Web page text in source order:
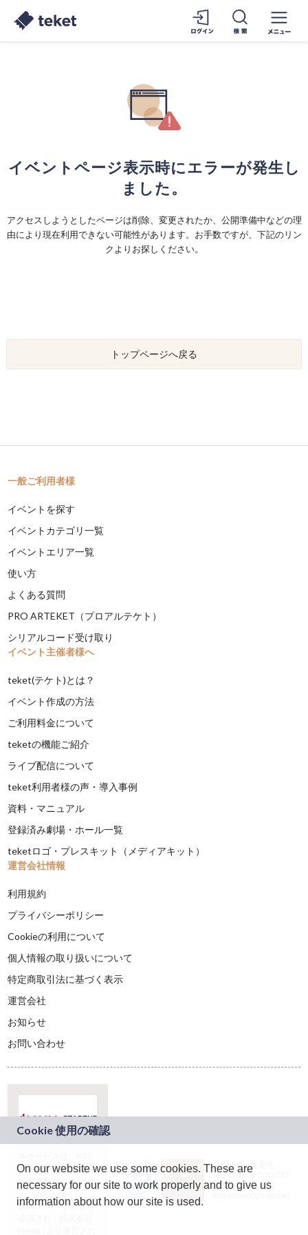
イベントページ表示時にエラーが発生し
ました。
アクセスしようとしたページは削除、変更されたか、公開準備中などの理
由により現在利用できない可能性があります。お手数ですが、下記のリン
クよりお探しください。
トップページへ戻る
一般ご利用者様
イベントを探す
イベントカテゴリ一覧
イベントエリア一覧
使い方
よくある質問
PRO ARTEKET（プロアルテケト）
シリアルコード受け取り
イベント主催者様へ
teket(テケト)とは？
イベント作成の方法
ご利用料金について
teketの機能ご紹介
ライブ配信について
teket利用者様の声・導入事例
資料・マニュアル
登録済み劇場・ホール一覧
teketロゴ・プレスキット（メディアキット）
運営会社情報
利用規約
プライバシーポリシー
Cookieの利用について
個人情報の取り扱いについて
特定商取引法に基づく表示
運営会社
お知らせ
お問い合わせ
ドコモグループの新
規事業創出プログラ
ム「docomo
STARTUP」を通じて
JASRAC許諾番号：
9024936001Y45037
JASRAC許諾番号：
On our website we use some cookies. These are
necessary for our site to work properly and to give us
information about how our site is used.